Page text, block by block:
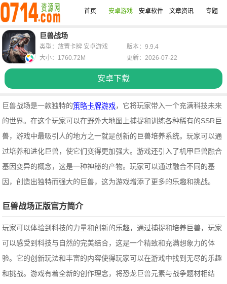
首页 安卓游戏 安卓软件 文章资讯 专题
巨兽战场
安卓下载
类型：放置卡牌 安卓游戏
版本：9.9.4
大小：1760.72M
更新：2026-07-22
巨兽战场是一款独特的策略卡牌游戏，它将玩家带入一个充满科技未来
的世界。在这个玩家可以在野外大地图上捕捉和训练各种稀有的SSR巨
兽，游戏中最吸引人的地方之一就是创新的巨兽培养系统。玩家可以通
过培养和进化巨兽，使它们变得更加强大。游戏还引入了机甲巨兽融合
基因变异的概念，这是一种神秘的产物。玩家可以通过融合不同的基
因，创造出独特而强大的巨兽，这为游戏增添了更多的乐趣和挑战。
巨兽战场正版官方简介
玩家可以体验到科技的力量和创新的乐趣，通过捕捉和培养巨兽，玩家
可以感受到科技与自然的完美结合，这是一个精致和充满想象力的体
验。它的创新玩法和丰富的内容使得玩家可以在游戏中找到无尽的乐趣
和挑战。游戏有着全新的创作理念，将恐龙巨兽元素与战争题材相结